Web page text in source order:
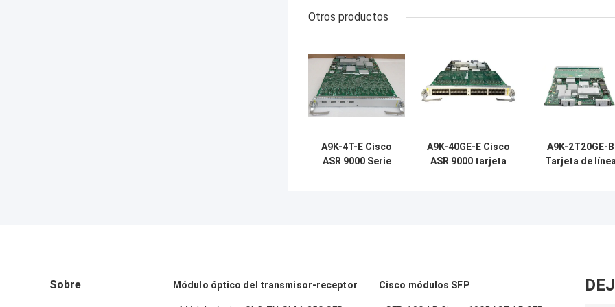
Otros productos
A9K-4T-E Cisco
ASR 9000 Serie
A9K-40GE-E Cisco
ASR 9000 tarjeta
A9K-2T20GE-B
Tarjeta de línea
Sobre Módulo óptico del transmisor-receptor Cisco módulos SFP